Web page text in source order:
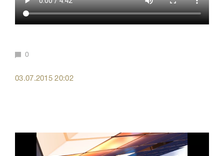
0
03.07.2015 20:02